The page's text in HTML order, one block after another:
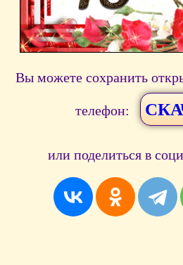
Вы можете сохранить
телефон:
или поделиться в